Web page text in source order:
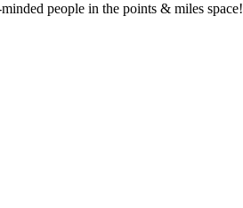
people in the points & miles space!